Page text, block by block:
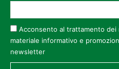
Acconsento al trattamento dei
materiale informativo e
newsletter